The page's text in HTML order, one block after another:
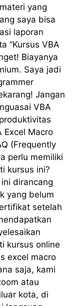
yang
saya bisa
laporan
“Kursus VBA
Biayanya
Saya jadi
Jangan
VBA
Excel Macro
(Frequently
perlu memiliki
kursus ini?
dirancang
yang belum
setelah
kursus online
excel macro
saja, kami
atau
kota, di